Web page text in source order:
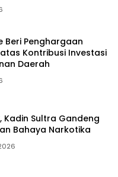
Beri Penghargaan
atas Kontribusi Investasi
Daerah
Kadin Sultra Gandeng
Bahaya Narkotika